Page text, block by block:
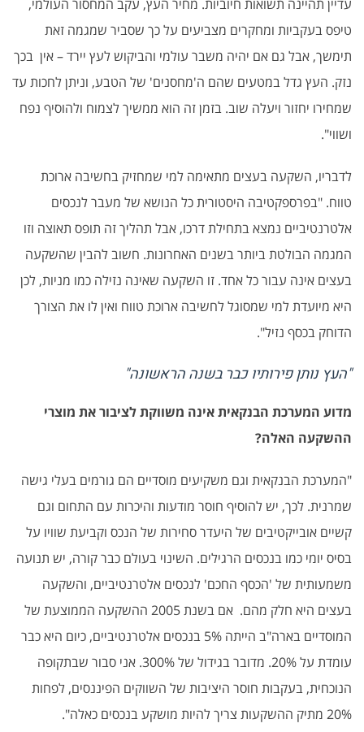
עדיין תהיינה תשואות חיוביות. מחיר העץ, עקב המחסור העולמי,
טיפס בעקביות ומחקרים מצביעים על כך שסביר שמגמה זאת
תימשך, אבל גם אם יהיה משבר עולמי והביקוש לעץ יירד – אין בכך
נזק. העץ גדל במטעים שהם ה'מחסנים' של הטבע, וניתן לחכות עד
שמחירו יחזור ויעלה שוב. בזמן זה הוא ממשיך לצמוח ולהוסיף נפח
ושווי".
לדבריו, השקעה בעצים מתאימה למי שמחזיק בחשיבה ארוכת
טווח. "בפרספקטיבה היסטורית כל הנושא של מעבר לנכסים
אלטרנטיביים נמצא בתחילת דרכו, אבל תהליך זה תופס תאוצה וזו
המגמה הבולטת ביותר בשנים האחרונות. חשוב להבין שהשקעה
בעצים אינה עבור כל אחד. זו השקעה שאינה נזילה כמו מניות, לכן
היא מיועדת למי שמסוגל לחשיבה ארוכת טווח ואין לו את הצורך
הדוחק בכסף נזיל".
"העץ נותן פירותיו כבר בשנה הראשונה"
מדוע המערכת הבנקאית אינה משווקת לציבור את מוצרי
ההשקעה האלה?
"המערכת הבנקאית וגם משקיעים מוסדיים הם גורמים בעלי גישה
שמרנית. לכך, יש להוסיף חוסר מודעות והיכרות עם התחום וגם
קשיים אובייקטיבים של היעדר סחירות של הנכס וקביעת שוויו על
בסיס יומי כמו בנכסים הרגילים. השינוי בעולם כבר קורה, יש תנועה
משמעותית של 'הכסף החכם' לנכסים אלטרנטיביים, והשקעה
בעצים היא חלק מהם. אם בשנת 2005 ההשקעה הממוצעת של
המוסדיים בארה"ב הייתה 5% בנכסים אלטרנטיביים, כיום היא כבר
עומדת על 20%. מדובר בגידול של 300%. אני סבור שבתקופה
הנוכחית, בעקבות חוסר היציבות של השווקים הפיננסים, לפחות
20% מתיק ההשקעות צריך להיות מושקע בנכסים כאלה".